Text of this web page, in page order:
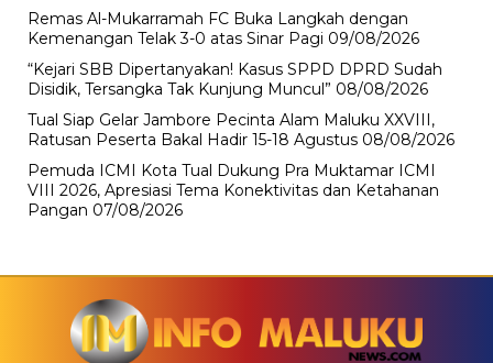
Remas Al-Mukarramah FC Buka Langkah dengan
Kemenangan Telak 3-0 atas Sinar Pagi 09/08/2026
“Kejari SBB Dipertanyakan! Kasus SPPD DPRD Sudah
Disidik, Tersangka Tak Kunjung Muncul” 08/08/2026
Tual Siap Gelar Jambore Pecinta Alam Maluku XXVIII,
Ratusan Peserta Bakal Hadir 15-18 Agustus 08/08/2026
Pemuda ICMI Kota Tual Dukung Pra Muktamar ICMI
VIII 2026, Apresiasi Tema Konektivitas dan Ketahanan
Pangan 07/08/2026